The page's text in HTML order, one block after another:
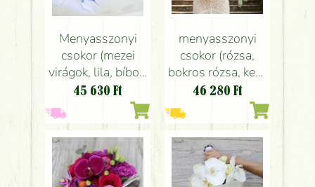
Menyasszonyi
csokor (mezei
virágok, lila, bíbor)
csak augusztus,
45 630 Ft
menyasszonyi
csokor (rózsa,
bokros rózsa, kerti
virág, vadvirág,
46 280 Ft